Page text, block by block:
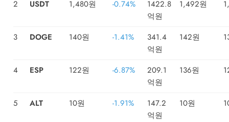
2 USDT 1,480원 -0.74%
1422.8
억원
1,492원
3 DOGE 140원 -1.41%
341.4
억원
142원
4 ESP 122원 -6.87%
209.1
억원
136원
5 ALT 10원 -1.91%
147.2
억원
10원